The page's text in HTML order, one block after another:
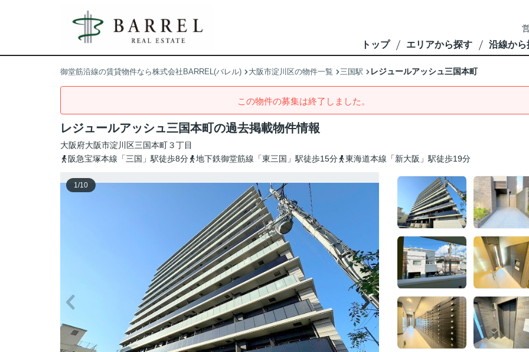
トップ エリアから探す 沿線から
御堂筋沿線の賃貸物件なら株式会社BARREL(バレル) 大阪市淀川区の物件一覧 三国駅 レジュールアッシュ三国本町
この物件の募集は終了しました。
レジュールアッシュ三国本町の過去掲載物件情報
大阪府大阪市淀川区三国本町３丁目
阪急宝塚本線「三国」駅徒歩8分
地下鉄御堂筋線「東三国」駅徒歩15分 東海道本線「新大阪」駅徒歩19分
1/10